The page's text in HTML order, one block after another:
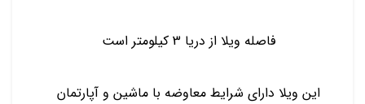
فاصله ویلا از دریا 3 کیلومتر است
این ویلا دارای شرایط معاوضه با ماشین و آپارتمان